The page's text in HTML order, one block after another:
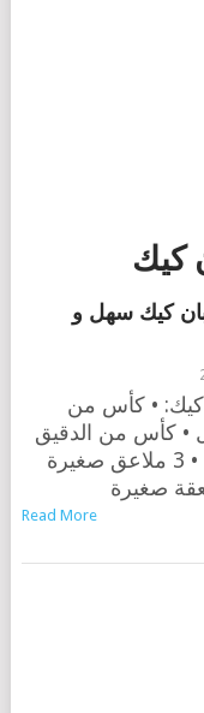
كيك
كيك سهل و
كيك: • كأس من
• كأس من الدقيق
الأبيض • بيضة • 3 ملاعق صغيرة
صغيرة
Read More